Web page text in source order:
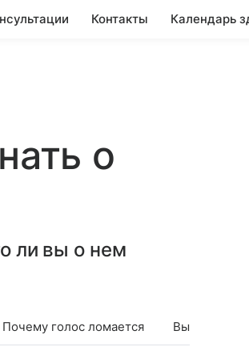
Контакты Календарь
о
ли вы о нем
Почему голос ломается Вы